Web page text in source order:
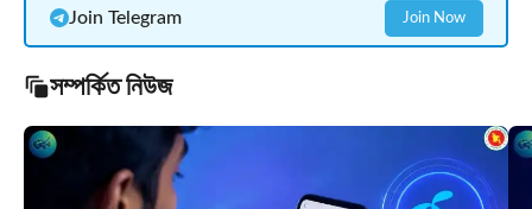
Join Telegram Join Now
সম্পর্কিত নিউজ